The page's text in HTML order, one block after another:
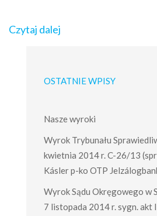
Czytaj dalej
OSTATNIE WPISY
Nasze wyroki
Wyrok Trybunału
kwietnia 2014 r. C-26/13
Kásler p-ko OTP
Wyrok Sądu Okręgowego w
7 listopada 2014 r. sygn. akt